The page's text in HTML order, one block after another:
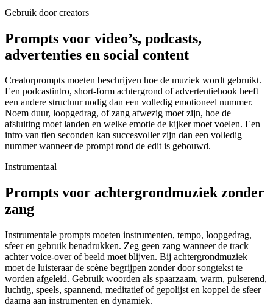
Gebruik door creators
Prompts voor video’s, podcasts,
advertenties en social content
Creatorprompts moeten beschrijven hoe de muziek wordt gebruikt.
Een podcastintro, short-form achtergrond of advertentiehook heeft
een andere structuur nodig dan een volledig emotioneel nummer.
Noem duur, loopgedrag, of zang afwezig moet zijn, hoe de
afsluiting moet landen en welke emotie de kijker moet voelen. Een
intro van tien seconden kan succesvoller zijn dan een volledig
nummer wanneer de prompt rond de edit is gebouwd.
Instrumentaal
Prompts voor achtergrondmuziek zonder
zang
Instrumentale prompts moeten instrumenten, tempo, loopgedrag,
sfeer en gebruik benadrukken. Zeg geen zang wanneer de track
achter voice-over of beeld moet blijven. Bij achtergrondmuziek
moet de luisteraar de scène begrijpen zonder door songtekst te
worden afgeleid. Gebruik woorden als spaarzaam, warm, pulserend,
luchtig, speels, spannend, meditatief of gepolijst en koppel de sfeer
daarna aan instrumenten en dynamiek.